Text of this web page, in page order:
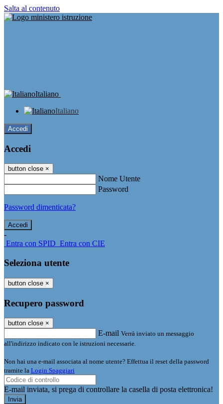
Salta al contenuto
Italiano
Italiano
Accedi
Accedi
button close ×
Nome Utente
Password
Password dimenticata?
-
Entra con SPID Entra con CIE
Seleziona utente
button close ×
Recupero password
button close ×
E-mail Verrà inviato un messaggio
all'indirizzo indicato con le istruzioni necessarie.
Non hai una e-mail associata al nome utente? Effettua il reset della password
tramite la Login Spaggiari
E-mail inviata, si prega di controllare la casella di posta elettronica!